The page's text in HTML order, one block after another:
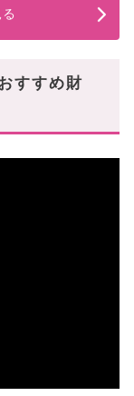
すすめ財